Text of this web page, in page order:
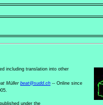
including translation into other
Müllerbeat@sudd.ch -- Online since
under the